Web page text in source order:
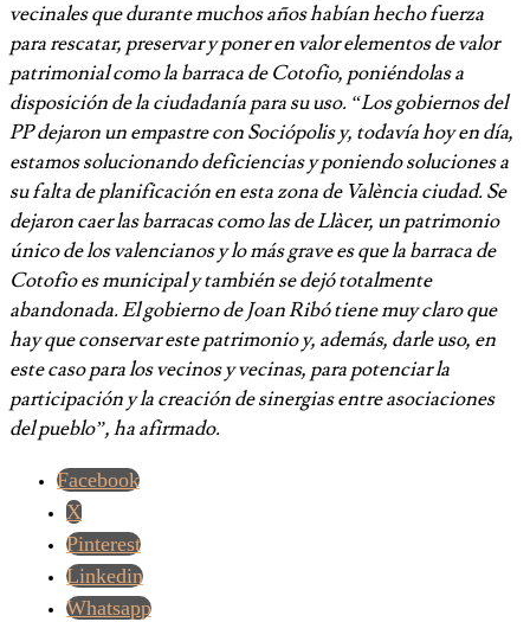
vecinales que durante muchos años habían hecho fuerza
para rescatar, preservar y poner en valor elementos de valor
patrimonial como la barraca de Cotofio, poniéndolas a
disposición de la ciudadanía para su uso. “Los gobiernos del
PP dejaron un empastre con Sociópolis y, todavía hoy en día,
estamos solucionando deficiencias y poniendo soluciones a
su falta de planificación en esta zona de València ciudad. Se
dejaron caer las barracas como las de Llàcer, un patrimonio
único de los valencianos y lo más grave es que la barraca de
Cotofio es municipal y también se dejó totalmente
abandonada. El gobierno de Joan Ribó tiene muy claro que
hay que conservar este patrimonio y, además, darle uso, en
este caso para los vecinos y vecinas, para potenciar la
participación y la creación de sinergias entre asociaciones
del pueblo”, ha afirmado.
Facebook
X
Pinterest
Linkedin
Whatsapp